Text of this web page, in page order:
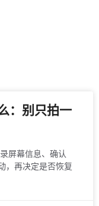
：别只拍一
屏幕信息、确认
，再决定是否恢复